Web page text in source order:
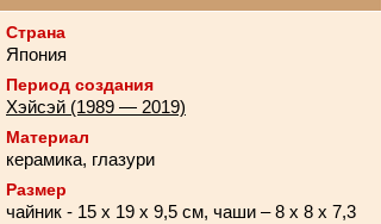
Страна
Япония
Период создания
Хэйсэй (1989 — 2019)
Материал
керамика, глазури
Размер
чайник - 15 х 19 х 9,5 см, чаши – 8 х 8 х 7,3